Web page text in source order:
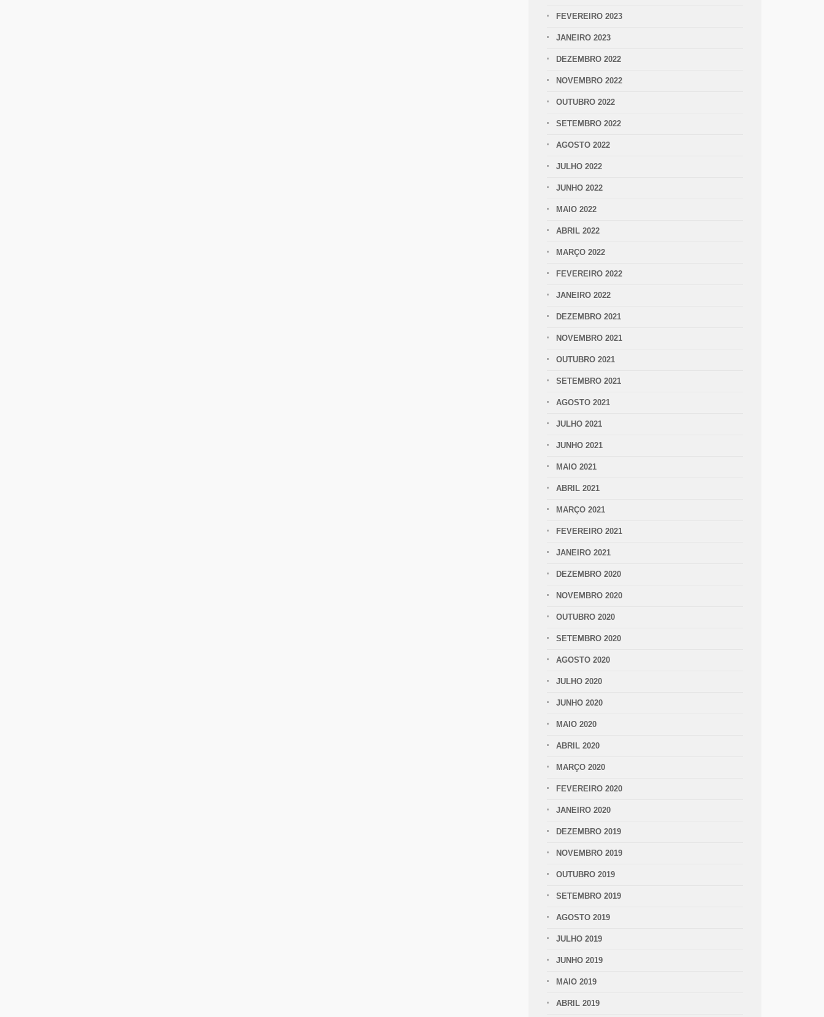
FEVEREIRO 2023
JANEIRO 2023
DEZEMBRO 2022
NOVEMBRO 2022
OUTUBRO 2022
SETEMBRO 2022
AGOSTO 2022
JULHO 2022
JUNHO 2022
MAIO 2022
ABRIL 2022
MARÇO 2022
FEVEREIRO 2022
JANEIRO 2022
DEZEMBRO 2021
NOVEMBRO 2021
OUTUBRO 2021
SETEMBRO 2021
AGOSTO 2021
JULHO 2021
JUNHO 2021
MAIO 2021
ABRIL 2021
MARÇO 2021
FEVEREIRO 2021
JANEIRO 2021
DEZEMBRO 2020
NOVEMBRO 2020
OUTUBRO 2020
SETEMBRO 2020
AGOSTO 2020
JULHO 2020
JUNHO 2020
MAIO 2020
ABRIL 2020
MARÇO 2020
FEVEREIRO 2020
JANEIRO 2020
DEZEMBRO 2019
NOVEMBRO 2019
OUTUBRO 2019
SETEMBRO 2019
AGOSTO 2019
JULHO 2019
JUNHO 2019
MAIO 2019
ABRIL 2019